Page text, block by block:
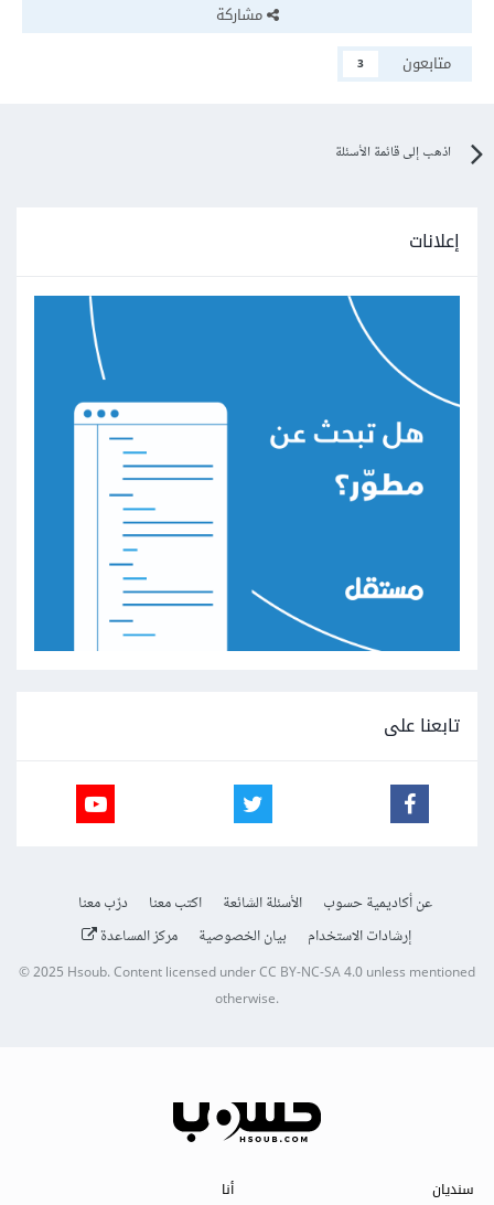
مشاركة
متابعون
3
اذهب إلى قائمة الأسئلة
إعلانات
تابعنا على
عن أكاديمية حسوب الأسئلة الشائعة اكتب معنا
درّب معنا
إرشادات الاستخدام
بيان الخصوصية مركز المساعدة
© 2025Hsoub.Content licensed underCC BY-NC-SA 4.0unless mentioned
otherwise.